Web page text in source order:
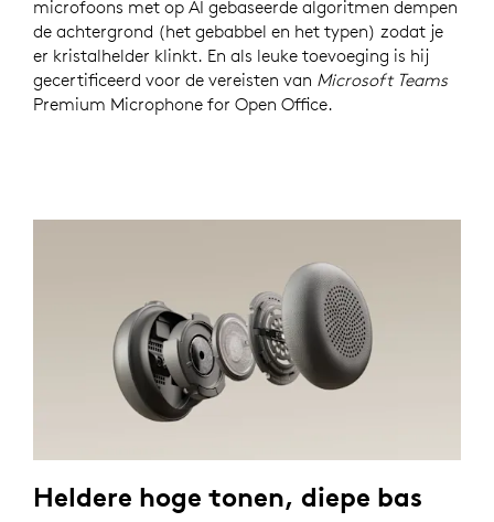
microfoons met op AI gebaseerde algoritmen dempen
de achtergrond (het gebabbel en het typen) zodat je
er kristalhelder klinkt. En als leuke toevoeging is hij
gecertificeerd voor de vereisten van Microsoft Teams
Premium Microphone for Open Office.
Heldere hoge tonen, diepe bas